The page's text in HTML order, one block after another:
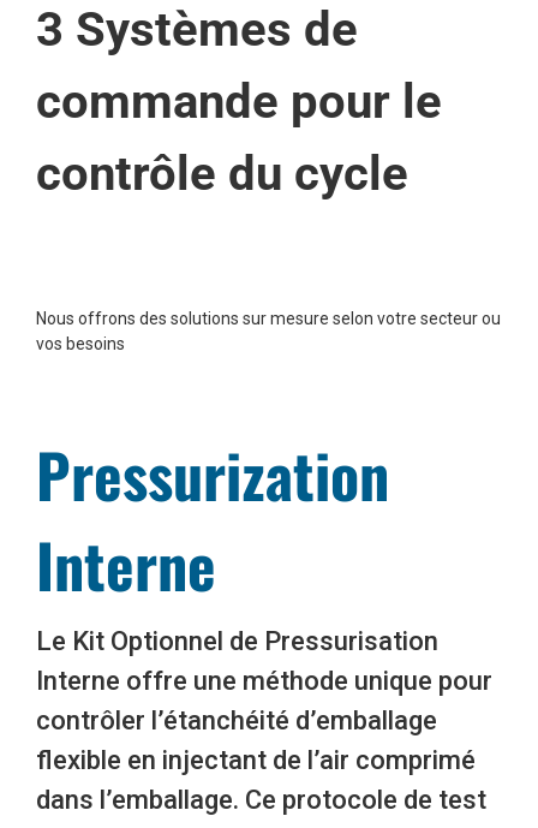
3 Systèmes de
commande pour le
contrôle du cycle
Nous offrons des solutions sur mesure selon votre secteur ou
vos besoins
Pressurization
Interne
Le Kit Optionnel de Pressurisation
Interne offre une méthode unique pour
contrôler l’étanchéité d’emballage
flexible en injectant de l’air comprimé
dans l’emballage. Ce protocole de test